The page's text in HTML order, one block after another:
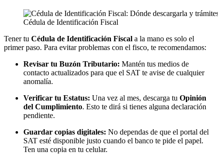
Cédula de Identificación Fiscal
Tener tu Cédula de Identificación Fiscal a la mano es solo el
primer paso. Para evitar problemas con el fisco, te recomendamos:
Revisar tu Buzón Tributario: Mantén tus medios de
contacto actualizados para que el SAT te avise de cualquier
anomalía.
Verificar tu Estatus: Una vez al mes, descarga tu Opinión
del Cumplimiento. Esto te dirá si tienes alguna declaración
pendiente.
Guardar copias digitales: No dependas de que el portal del
SAT esté disponible justo cuando el banco te pide el papel.
Ten una copia en tu celular.